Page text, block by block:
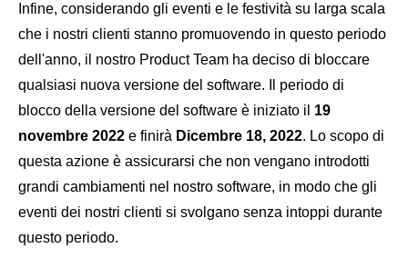
Infine, considerando gli eventi e le festività su larga scala
che i nostri clienti stanno promuovendo in questo periodo
dell'anno, il nostro Product Team ha deciso di bloccare
qualsiasi nuova versione del software. Il periodo di
blocco della versione del software è iniziato il 19
novembre 2022 e finirà Dicembre 18, 2022. Lo scopo di
questa azione è assicurarsi che non vengano introdotti
grandi cambiamenti nel nostro software, in modo che gli
eventi dei nostri clienti si svolgano senza intoppi durante
questo periodo.